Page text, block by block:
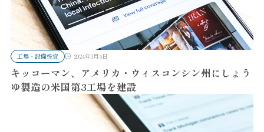
工場・設備投資 2024年3月4日
キッコーマン、アメリカ・ウィスコンシン州にしょう
ゆ製造の米国第3工場を建設